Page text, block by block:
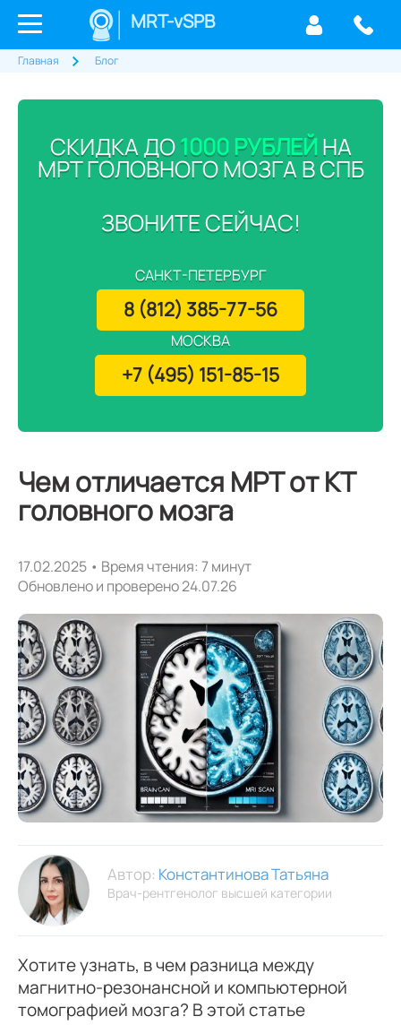
MRT-vSPB
Главная Блог
Чем отличается МРТ от КТ
головного мозга
17.02.2025 • Время чтения: 7 минут
Обновлено и проверено 24.07.26
Автор: Константинова Татьяна
Врач-рентгенолог высшей категории
Хотите узнать, в чем разница между
магнитно-резонансной и компьютерной
томографией мозга? В этой статье
СКИДКА ДО1000 РУБЛЕЙНА
МРТ ГОЛОВНОГО МОЗГА В СПБ
ЗВОНИТЕ СЕЙЧАС!
САНКТ-ПЕТЕРБУРГ
8 (812) 385-77-56
МОСКВА
+7 (495) 151-85-15